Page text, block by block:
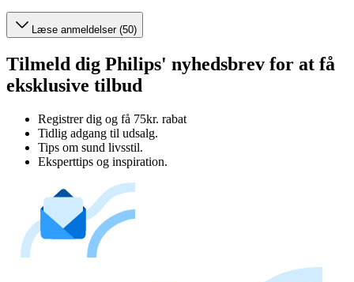
Læse anmeldelser (50)
Tilmeld dig Philips' nyhedsbrev for at få
eksklusive tilbud
Registrer dig og få 75kr. rabat
Tidlig adgang til udsalg.
Tips om sund livsstil.
Eksperttips og inspiration.